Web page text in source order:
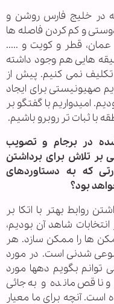
در خلیج فارس روشن و
و کم کردن فاصله ها
عمان، قطر و کویت و .....
هایی هم وجود داشته
نمی کنیم. پیش از
صهیونیستی برای ایجاد
امیدواریم با گفتگو بر
با ثبات تر روبرو باشیم.
در برجام و تصویب
بر تلاش برای برداشتن
که به دستاوردهای
بود؟
روابط بهتر با اتکا بر
شاهد آن بودیم،
ها را ممکن سازد. هر
شدنی است. در مورد
بگویم دهها مورد
ناقص مانده و به جائی
است. آنچه برای ما معیار